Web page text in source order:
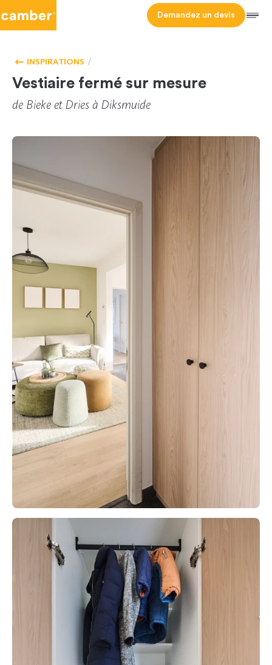
Demandez un devis Menu
INSPIRATIONS
Vestiaire fermé sur mesure
de Bieke et Dries à Diksmuide